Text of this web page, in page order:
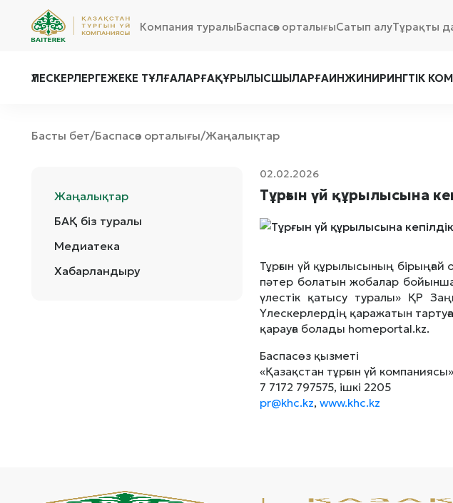
Компания туралыБаспасөз орталығыСатып алуТұрақты
ҮЛЕСКЕРЛЕРГЕЖЕКЕ ТҰЛҒАЛАРҒАҚҰРЫЛЫСШЫЛАРҒАИНЖИНИРИНГТІК
Басты бет/Баспасөз орталығы/Жаңалықтар
Жаңалықтар
БАҚ біз туралы
Медиатека
Хабарландыру
02.02.2026
Тұрғын үй құрылысына
Тұрғын үй құрылысының
пәтер болатын жобалар бойынша
үлестік қатысу туралы» ҚР
Үлескерлердің қаражатын
қарауға болады homeportal.kz.
Баспасөз қызметі
«Қазақстан тұрғын үй
7 7172 797575, ішкі 2205
pr@khc.kz, www.khc.kz